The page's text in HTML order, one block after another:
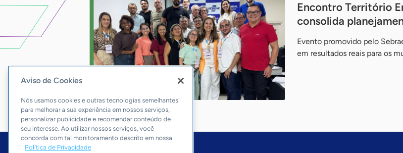
Encontro Território
consolida
Evento promovido pelo
em resultados reais para os
Aviso de Cookies
Nós usamos cookies e outras tecnologias semelhantes
para melhorar a sua experiência em nossos serviços,
personalizar publicidade e recomendar conteúdo de
seu interesse. Ao utilizar nossos serviços, você
concorda com tal monitoramento descrito em nossa
Política de Privacidade